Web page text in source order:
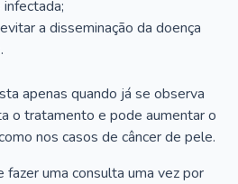
a disseminação da doença
apenas quando já se observa
o tratamento e pode aumentar o
nos casos de câncer de pele.
uma consulta uma vez por